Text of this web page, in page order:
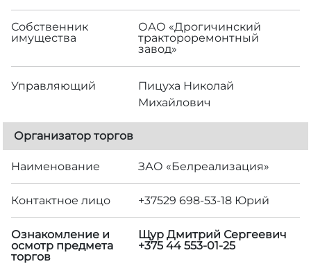
Собственник
имущества
ОАО «Дрогичинский
трактороремонтный
завод»
Управляющий
Пицуха Николай
Михайлович
Организатор торгов
Наименование ЗАО «Белреализация»
Контактное лицо +37529 698-53-18 Юрий
Ознакомление и
осмотр предмета
торгов
Щур Дмитрий Сергеевич
+375 44 553-01-25